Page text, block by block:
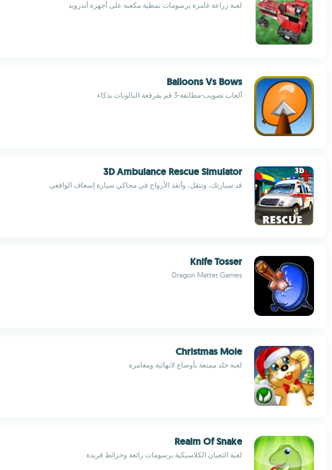
لعبة زراعة غامرة برسومات نمطية مكعبة على أجهزة أندرويد
Balloons Vs Bows
ألعاب تصويب-مطابقة-3 قم بفرقعة البالونات بذكاء
3D Ambulance Rescue Simulator
قد سيارتك، وتنقل، وأنقذ الأرواح في محاكي سيارة إسعاف الواقعي
Knife Tosser
Dragon Matter Games
Christmas Mole
لعبة خلد ممتعة بأوضاع لانهائية ومغامرة
Realm Of Snake
لعبة الثعبان الكلاسيكية برسومات رائعة وخرائط فريدة